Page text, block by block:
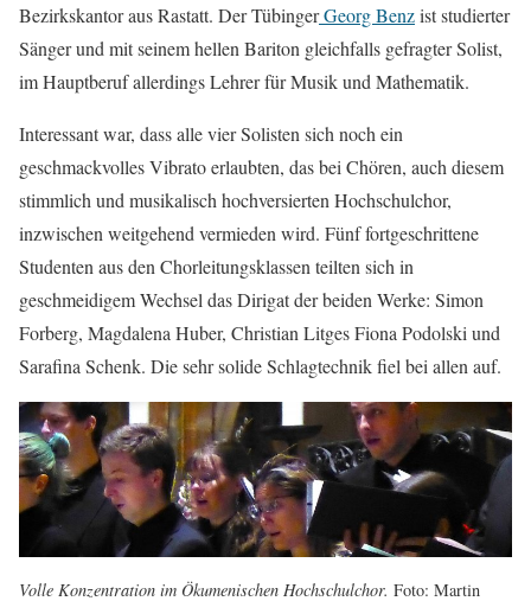
Bezirkskantor aus Rastatt. Der TübingerGeorg Benzist studierter
Sänger und mit seinem hellen Bariton gleichfalls gefragter Solist,
im Hauptberuf allerdings Lehrer für Musik und Mathematik.
Interessant war, dass alle vier Solisten sich noch ein
geschmackvolles Vibrato erlaubten, das bei Chören, auch diesem
stimmlich und musikalisch hochversierten Hochschulchor,
inzwischen weitgehend vermieden wird. Fünf fortgeschrittene
Studenten aus den Chorleitungsklassen teilten sich in
geschmeidigem Wechsel das Dirigat der beiden Werke: Simon
Forberg, Magdalena Huber, Christian Litges Fiona Podolski und
Sarafina Schenk. Die sehr solide Schlagtechnik fiel bei allen auf.
Volle Konzentration im Ökumenischen Hochschulchor. Foto: Martin